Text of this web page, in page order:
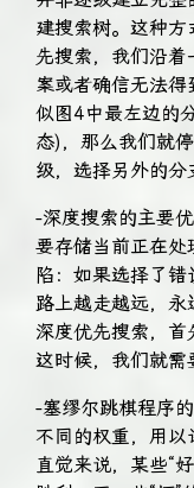
建搜索树。这种
先搜索，我们沿
案或者确信无法
似图4中最左边的
态)，那么我们就
级，选择另外的分
-深度搜索的主要
要存储当前正在处
陷：如果选择了
路上越走越远，永
深度优先搜索，首
这时候，我们就需
-塞缪尔跳棋程序
不同的权重，用以
直觉来说，某些“